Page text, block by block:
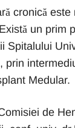
cronică
un prim
Spitalului
prin
Medular.
de